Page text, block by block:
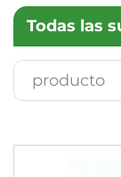
Todas las